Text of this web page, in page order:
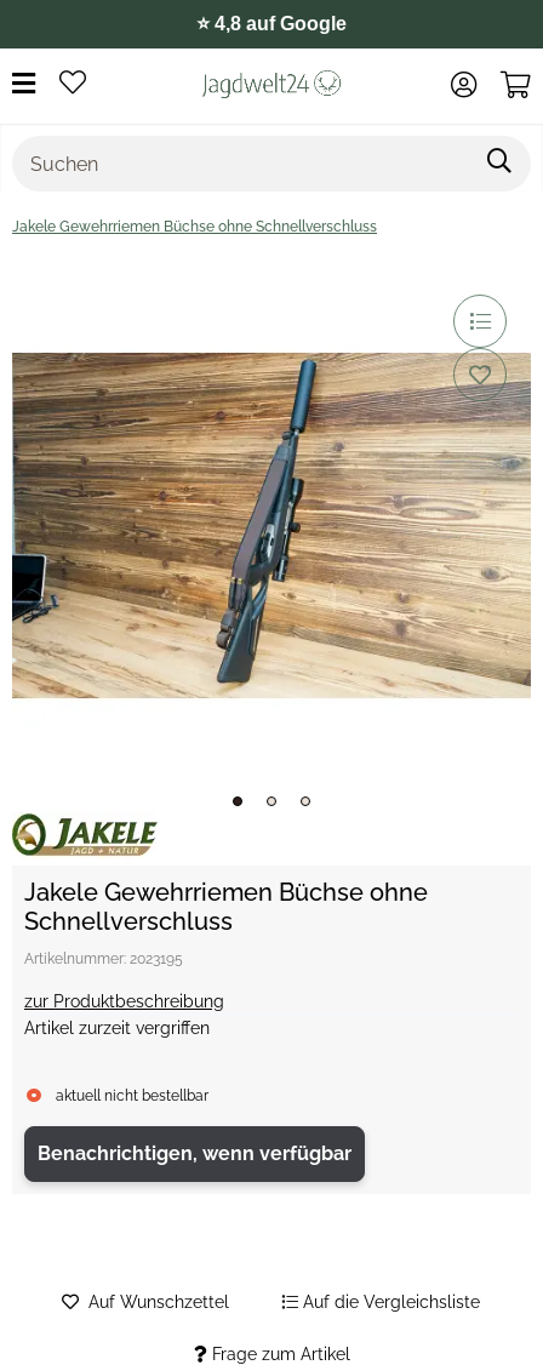
⭐️ 4,8 auf Google
Jakele Gewehrriemen Büchse ohne Schnellverschluss
Jakele Gewehrriemen Büchse ohne
Schnellverschluss
Artikelnummer: 2023195
zur Produktbeschreibung
Artikel zurzeit vergriffen
aktuell nicht bestellbar
Benachrichtigen, wenn verfügbar
Frage zum Artikel
Auf Wunschzettel Auf die Vergleichsliste